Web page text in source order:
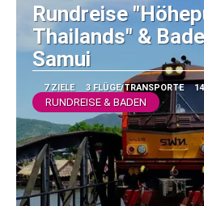
Rundreise
Thailands" &
Samui
7 ZIELE 3 FLÜGE/TRANSPORTE
RUNDREISE & BADEN